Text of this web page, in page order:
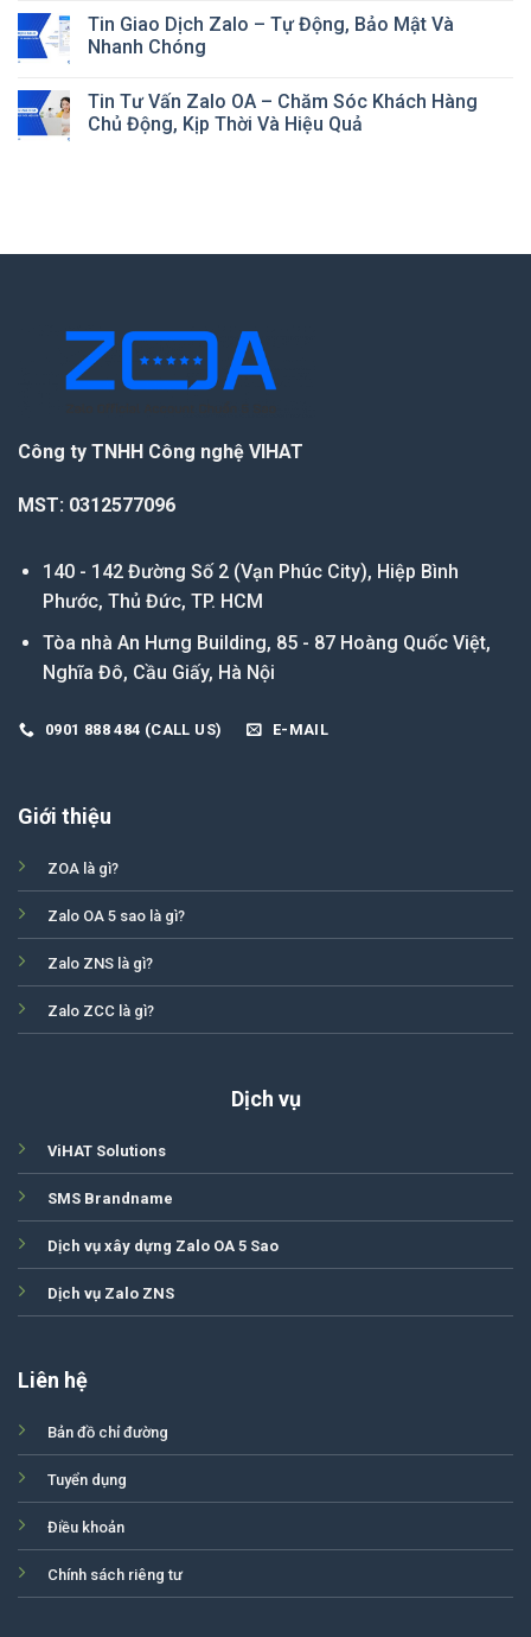
Tin Giao Dịch Zalo – Tự Động, Bảo Mật Và
Nhanh Chóng
Tin Tư Vấn Zalo OA – Chăm Sóc Khách Hàng
Chủ Động, Kịp Thời Và Hiệu Quả
Công ty TNHH Công nghệ VIHAT
MST: 0312577096
140 - 142 Đường Số 2 (Vạn Phúc City), Hiệp Bình
Phước, Thủ Đức, TP. HCM
Tòa nhà An Hưng Building, 85 - 87 Hoàng Quốc Việt,
Nghĩa Đô, Cầu Giấy, Hà Nội
0901 888 484 (CALL US) E-MAIL
Giới thiệu
ZOA là gì?
Zalo OA 5 sao là gì?
Zalo ZNS là gì?
Zalo ZCC là gì?
Dịch vụ
ViHAT Solutions
SMS Brandname
Dịch vụ xây dựng Zalo OA 5 Sao
Dịch vụ Zalo ZNS
Liên hệ
Bản đồ chỉ đường
Tuyển dụng
Điều khoản
Chính sách riêng tư